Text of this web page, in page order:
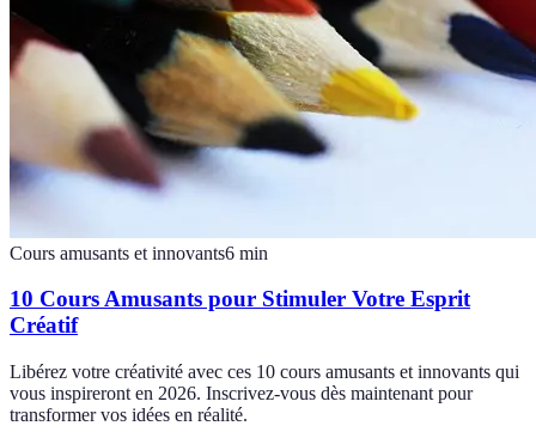
Cours amusants et innovants6 min
10 Cours Amusants pour Stimuler Votre Esprit
Créatif
Libérez votre créativité avec ces 10 cours amusants et innovants qui
vous inspireront en 2026. Inscrivez-vous dès maintenant pour
transformer vos idées en réalité.